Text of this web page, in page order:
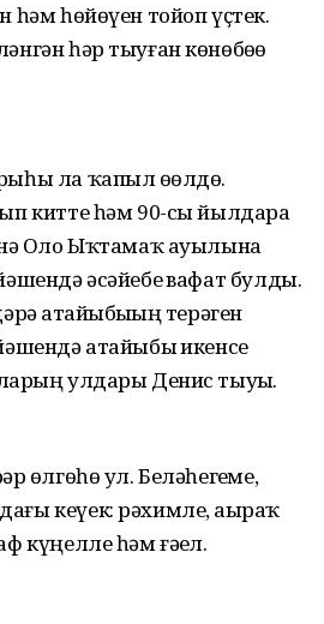
һәм һөйөүен тойоп үҫтек.
һәр тыуған көнөбөҙҙө
ла ҡапыл өҙөлдө.
китте һәм 90-сы йылдарҙа
Оло Ыҡтамаҡ ауылына
әсәйебеҙ вафат булды.
атайыбыҙҙың терәген
атайыбыҙ икенсе
улдары Денис тыуҙы.
өлгөһө ул. Беләһегеҙме,
кеүек: рәхимле, аҙыраҡ
күңелле һәм ғәҙел.